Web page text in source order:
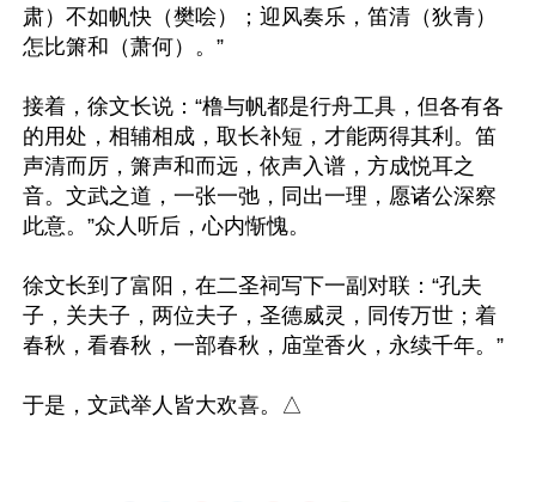
肃）不如帆快（樊哙）；迎风奏乐，笛清（狄青）
怎比箫和（萧何）。”
接着，徐文长说：“橹与帆都是行舟工具，但各有各
的用处，相辅相成，取长补短，才能两得其利。笛
声清而厉，箫声和而远，依声入谱，方成悦耳之
音。文武之道，一张一弛，同出一理，愿诸公深察
此意。”众人听后，心内惭愧。
徐文长到了富阳，在二圣祠写下一副对联：“孔夫
子，关夫子，两位夫子，圣德威灵，同传万世；着
春秋，看春秋，一部春秋，庙堂香火，永续千年。”